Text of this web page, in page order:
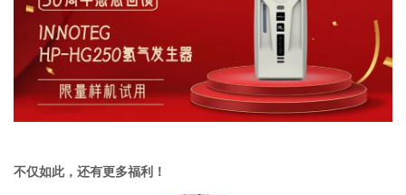
不仅如此，还有更多福利！